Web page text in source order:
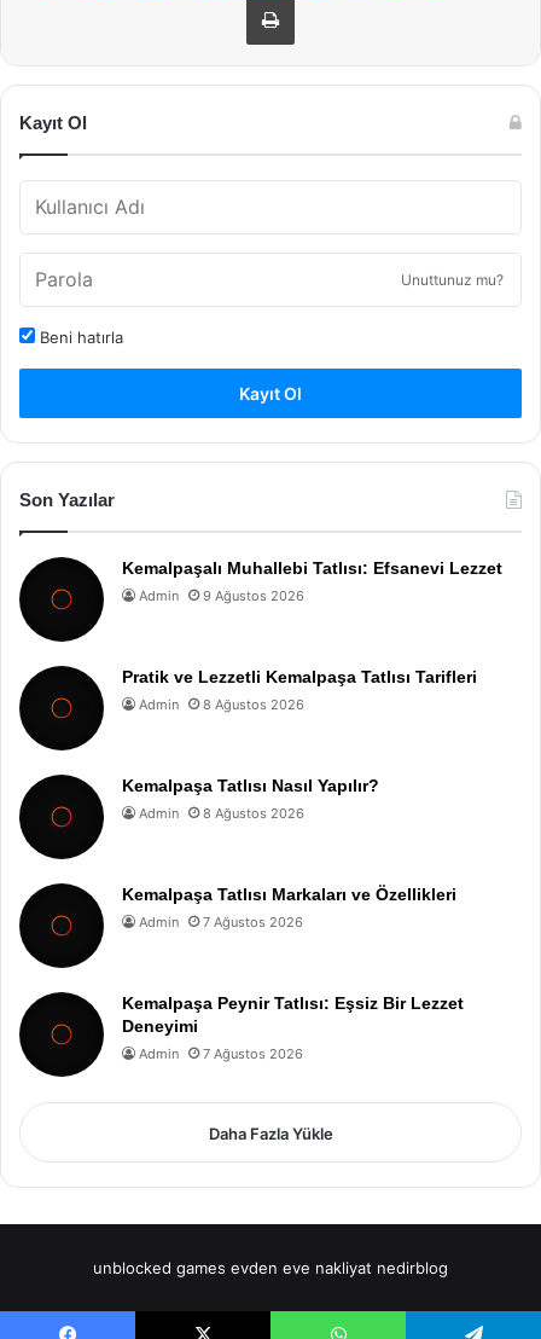
Kayıt Ol
Unuttunuz mu?
Beni hatırla
Kayıt Ol
Son Yazılar
Kemalpaşalı Muhallebi Tatlısı: Efsanevi Lezzet
Admin 9 Ağustos 2026
Pratik ve Lezzetli Kemalpaşa Tatlısı Tarifleri
Admin 8 Ağustos 2026
Kemalpaşa Tatlısı Nasıl Yapılır?
Admin 8 Ağustos 2026
Kemalpaşa Tatlısı Markaları ve Özellikleri
Admin 7 Ağustos 2026
Kemalpaşa Peynir Tatlısı: Eşsiz Bir Lezzet
Deneyimi
Admin 7 Ağustos 2026
Daha Fazla Yükle
unblocked games evden eve nakliyat nedirblog